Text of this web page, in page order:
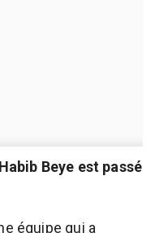
Beye est passé
équipe qui a